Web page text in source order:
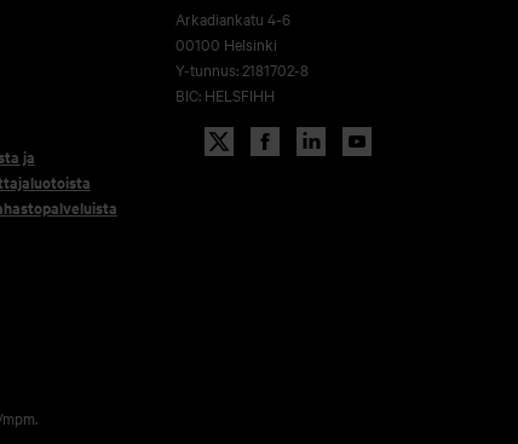
ja
Arkadiankatu 4-6
00100 Helsinki
Y-tunnus: 2181702-8
BIC: HELSFIHH